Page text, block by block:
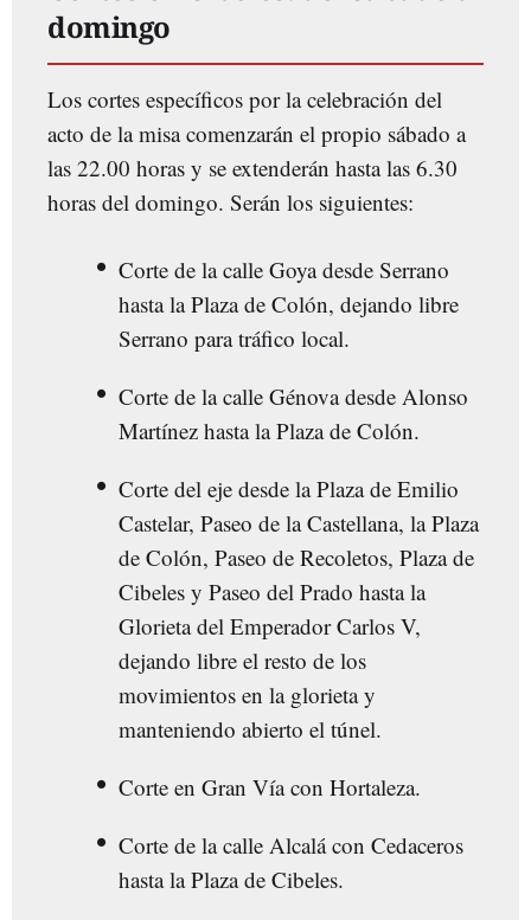
domingo
Los cortes específicos por la celebración del
acto de la misa comenzarán el propio sábado a
las 22.00 horas y se extenderán hasta las 6.30
horas del domingo. Serán los siguientes:
Corte de la calle Goya desde Serrano
hasta la Plaza de Colón, dejando libre
Serrano para tráfico local.
Corte de la calle Génova desde Alonso
Martínez hasta la Plaza de Colón.
Corte del eje desde la Plaza de Emilio
Castelar, Paseo de la Castellana, la Plaza
de Colón, Paseo de Recoletos, Plaza de
Cibeles y Paseo del Prado hasta la
Glorieta del Emperador Carlos V,
dejando libre el resto de los
movimientos en la glorieta y
manteniendo abierto el túnel.
Corte en Gran Vía con Hortaleza.
Corte de la calle Alcalá con Cedaceros
hasta la Plaza de Cibeles.